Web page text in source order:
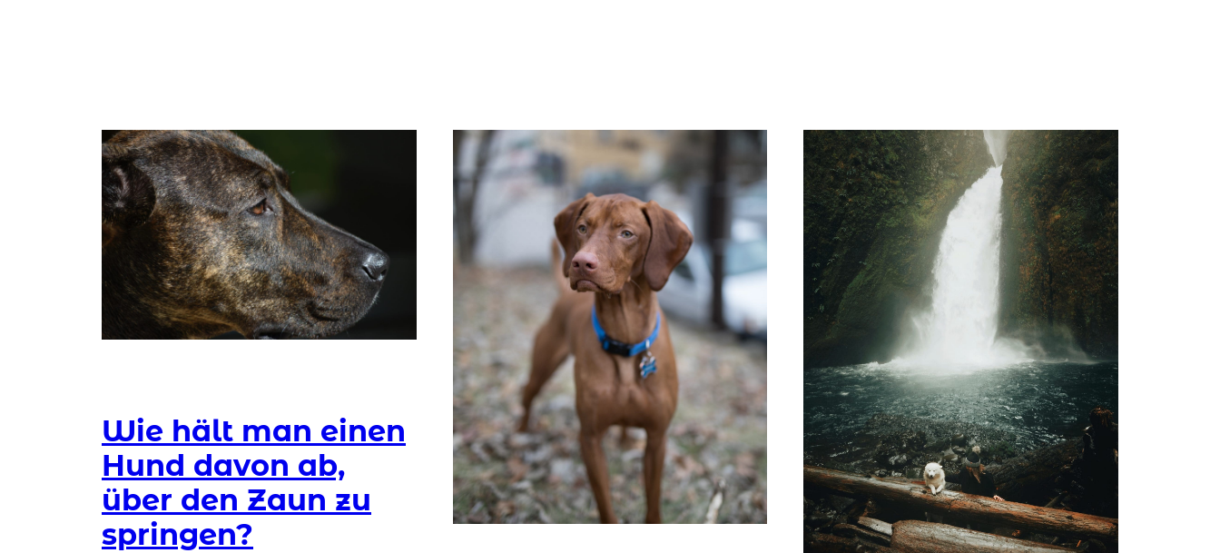
Wie hält man einen
Hund davon ab,
über den Zaun zu
springen?